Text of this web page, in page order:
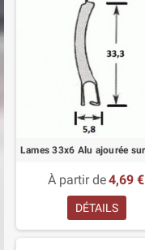
À partir de4,69 €
DÉTAILS